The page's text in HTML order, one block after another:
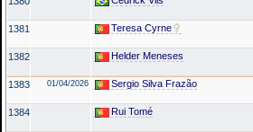
1381 Teresa Cyrne
1382 Helder Meneses
1383 01/04/2026 Sergio Silva Frazão
1384 Rui Tomé